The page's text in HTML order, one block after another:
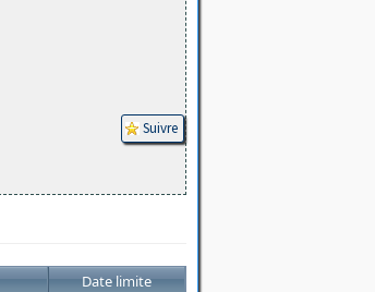
Date limite